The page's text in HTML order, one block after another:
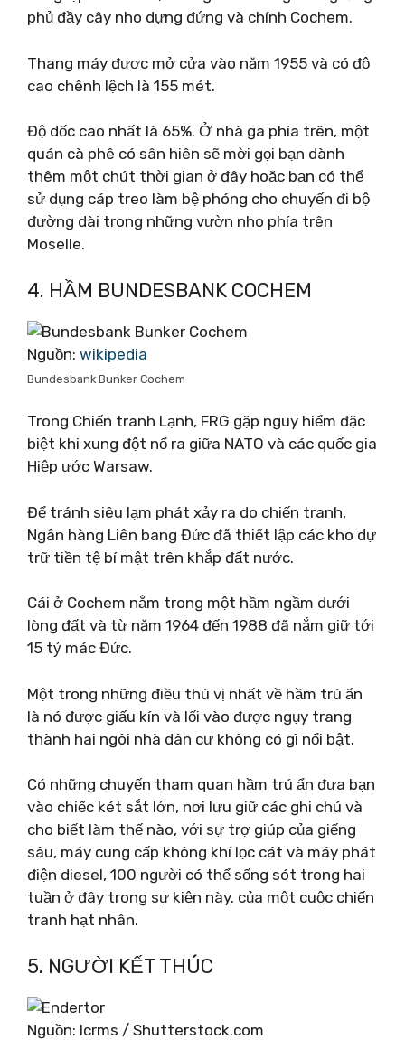
phủ đầy cây nho dựng đứng và chính Cochem.
Thang máy được mở cửa vào năm 1955 và có độ
cao chênh lệch là 155 mét.
Độ dốc cao nhất là 65%. Ở nhà ga phía trên, một
quán cà phê có sân hiên sẽ mời gọi bạn dành
thêm một chút thời gian ở đây hoặc bạn có thể
sử dụng cáp treo làm bệ phóng cho chuyến đi bộ
đường dài trong những vườn nho phía trên
Moselle.
4. HẦM BUNDESBANK COCHEM
Nguồn: wikipedia
Bundesbank Bunker Cochem
Trong Chiến tranh Lạnh, FRG gặp nguy hiểm đặc
biệt khi xung đột nổ ra giữa NATO và các quốc gia
Hiệp ước Warsaw.
Để tránh siêu lạm phát xảy ra do chiến tranh,
Ngân hàng Liên bang Đức đã thiết lập các kho dự
trữ tiền tệ bí mật trên khắp đất nước.
Cái ở Cochem nằm trong một hầm ngầm dưới
lòng đất và từ năm 1964 đến 1988 đã nắm giữ tới
15 tỷ mác Đức.
Một trong những điều thú vị nhất về hầm trú ẩn
là nó được giấu kín và lối vào được ngụy trang
thành hai ngôi nhà dân cư không có gì nổi bật.
Có những chuyến tham quan hầm trú ẩn đưa bạn
vào chiếc két sắt lớn, nơi lưu giữ các ghi chú và
cho biết làm thế nào, với sự trợ giúp của giếng
sâu, máy cung cấp không khí lọc cát và máy phát
điện diesel, 100 người có thể sống sót trong hai
tuần ở đây trong sự kiện này. của một cuộc chiến
tranh hạt nhân.
5. NGƯỜI KẾT THÚC
Nguồn: lcrms / Shutterstock.com